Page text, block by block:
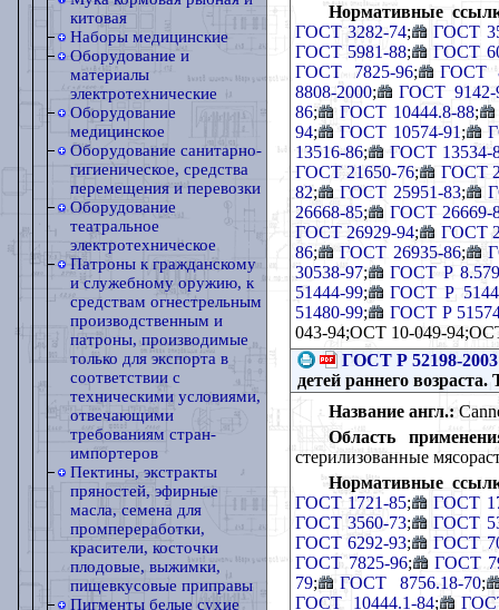
китовая
Наборы медицинские
Оборудование и
материалы
электротехнические
Оборудование
медицинское
Оборудование санитарно-
гигиеническое, средства
перемещения и перевозки
Оборудование
театральное
электротехническое
Патроны к гражданскому
и служебному оружию, к
средствам огнестрельным
производственным и
патроны, производимые
только для экспорта в
соответствии с
техническими условиями,
отвечающими
требованиям стран-
импортеров
Пектины, экстракты
пряностей, эфирные
масла, семена для
промпереработки,
красители, косточки
плодовые, выжимки,
пищевкусовые приправы
Пигменты белые сухие
Нормативные
ГОСТ 3282-74;
ГОСТ
ГОСТ 5981-88;
ГОСТ
ГОСТ 7825-96;
ГОСТ
8808-2000;
ГОСТ 9142-
86; ГОСТ 10444.8-88;
94; ГОСТ 10574-91 ;
13516-86;
ГОСТ 13534-
ГОСТ 21650-76;
ГОСТ
82; ГОСТ 25951-83;
26668-85;
ГОСТ 26669-
ГОСТ 26929-94;
ГОСТ
86; ГОСТ 26935-86;
30538-97;
ГОСТ Р
51444-99;
ГОСТ Р
51480-99;
ГОСТ Р
043-94;ОСТ 10-049-
ГОСТ Р 52198-2003
детей раннего
Название англ.:
Область
стерилизованные
Нормативные
ГОСТ 1721-85;
ГОСТ
ГОСТ 3560-73;
ГОСТ
ГОСТ 6292-93;
ГОСТ
ГОСТ 7825-96;
ГОСТ
79; ГОСТ 8756.18-70;
ГОСТ 10444.1-84;